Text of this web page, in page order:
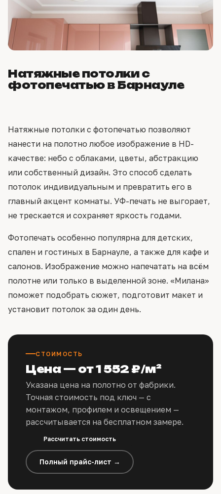
Натяжные потолки с
фотопечатью в Барнауле
Натяжные потолки с фотопечатью позволяют
нанести на полотно любое изображение в HD-
качестве: небо с облаками, цветы, абстракцию
или собственный дизайн. Это способ сделать
потолок индивидуальным и превратить его в
главный акцент комнаты. УФ-печать не выгорает,
не трескается и сохраняет яркость годами.
Фотопечать особенно популярна для детских,
спален и гостиных в Барнауле, а также для кафе и
салонов. Изображение можно напечатать на всём
полотне или только в выделенной зоне. «Милана»
поможет подобрать сюжет, подготовит макет и
установит потолок за один день.
СТОИМОСТЬ
Цена — от 1 552 ₽/м²
Указана цена на полотно от фабрики.
Точная стоимость под ключ — с
монтажом, профилем и освещением —
рассчитывается на бесплатном замере.
Рассчитать стоимость
Полный прайс-лист →